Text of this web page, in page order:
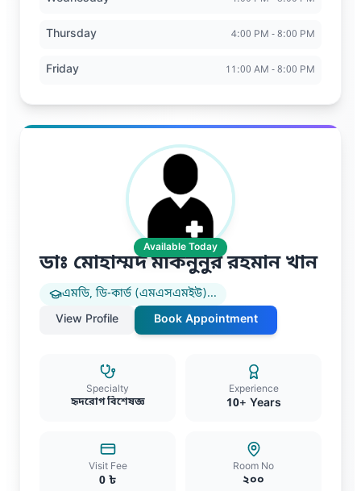
Thursday 4:00 PM - 8:00 PM
Friday 11:00 AM - 8:00 PM
Available Today
ডাঃ মোহাম্মদ মাকনুনুর রহমান খান
এমডি, ডি-কার্ড (এমএসএমইউ)...
View Profile
Book Appointment
Specialty
হৃদরোগ বিশেষজ্ঞ
Experience
10+ Years
Visit Fee
0 ৳
Room No
২০০